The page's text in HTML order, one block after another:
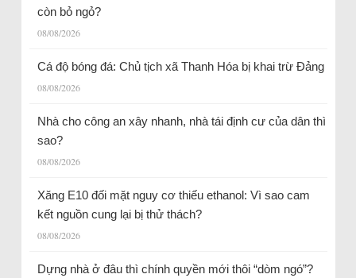
còn bỏ ngỏ?
08/08/2026
Cá độ bóng đá: Chủ tịch xã Thanh Hóa bị khai trừ Đảng
08/08/2026
Nhà cho công an xây nhanh, nhà tái định cư của dân thì
sao?
08/08/2026
Xăng E10 đối mặt nguy cơ thiếu ethanol: Vì sao cam
kết nguồn cung lại bị thử thách?
08/08/2026
Dựng nhà ở đâu thì chính quyền mới thôi “dòm ngó”?